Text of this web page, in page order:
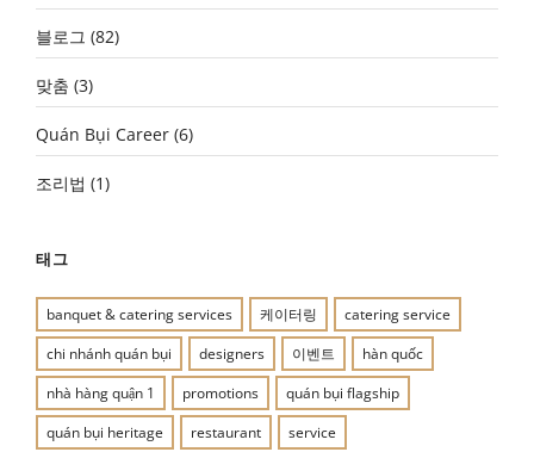
블로그 (82)
맞춤 (3)
Quán Bụi Career (6)
조리법 (1)
태그
banquet & catering services 케이터링
catering service
chi nhánh quán bụi
designers 이벤트
hàn quốc
nhà hàng quận 1
promotions
quán bụi flagship
quán bụi heritage
restaurant service